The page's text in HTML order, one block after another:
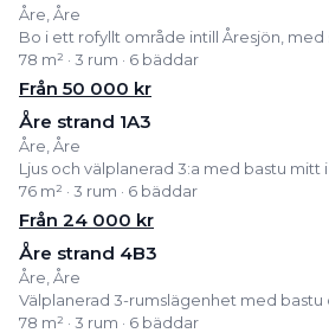
Åre, Åre
78 m² · 3 rum · 6 bäddar
Från 50 000 kr
Åre strand 1A3
Åre, Åre
76 m² · 3 rum · 6 bäddar
Från 24 000 kr
Åre strand 4B3
Åre, Åre
78 m² · 3 rum · 6 bäddar